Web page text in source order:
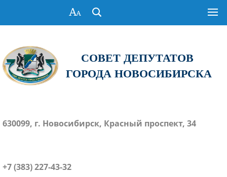
СОВЕТ ДЕПУТАТОВ
ГОРОДА НОВОСИБИРСКА
630099, г. Новосибирск, Красный проспект, 34
+7 (383) 227-43-32